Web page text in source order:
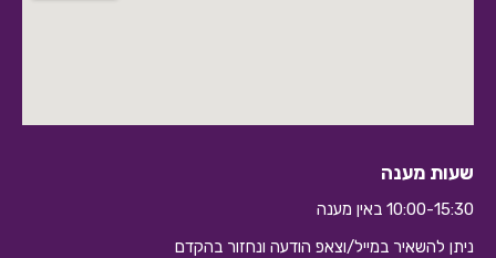
שעות מענה
10:00-15:30 באין מענה
ניתן להשאיר במייל/וצאפ הודעה ונחזור בהקדם